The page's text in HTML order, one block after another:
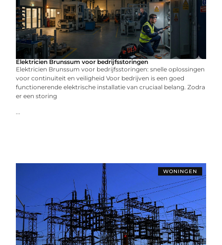
Elektricien Brunssum voor bedrijfsstoringen
Elektricien Brunssum voor bedrijfsstoringen: snelle oplossingen
voor continuïteit en veiligheid Voor bedrijven is een goed
functionerende elektrische installatie van cruciaal belang. Zodra
er een storing
...
WONINGEN